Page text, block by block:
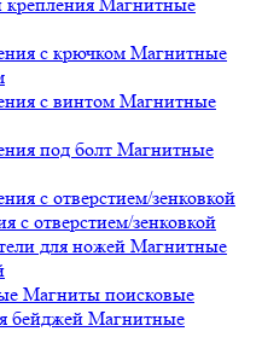
Магнитные
Магнитные
Магнитные
с отверстием/зенковкой
Магнитные
Магниты поисковые
Магнитные